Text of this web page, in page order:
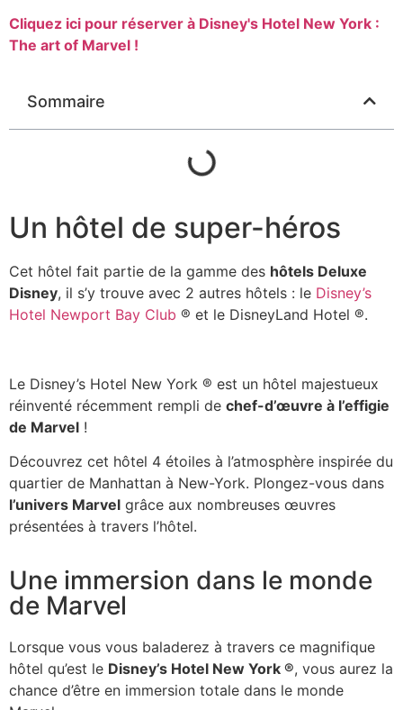
Cliquez ici pour réserver à Disney's Hotel New York :
The art of Marvel !
Sommaire
Un hôtel de super-héros
Cet hôtel fait partie de la gamme des hôtels Deluxe
Disney, il s’y trouve avec 2 autres hôtels : le Disney’s
Hotel Newport Bay Club ® et le DisneyLand Hotel ®.
Le Disney’s Hotel New York ® est un hôtel majestueux
réinventé récemment rempli de chef-d’œuvre à l’effigie
de Marvel !
Découvrez cet hôtel 4 étoiles à l’atmosphère inspirée du
quartier de Manhattan à New-York. Plongez-vous dans
l’univers Marvel grâce aux nombreuses œuvres
présentées à travers l’hôtel.
Une immersion dans le monde
de Marvel
Lorsque vous vous baladerez à travers ce magnifique
hôtel qu’est le Disney’s Hotel New York ®, vous aurez la
chance d’être en immersion totale dans le monde